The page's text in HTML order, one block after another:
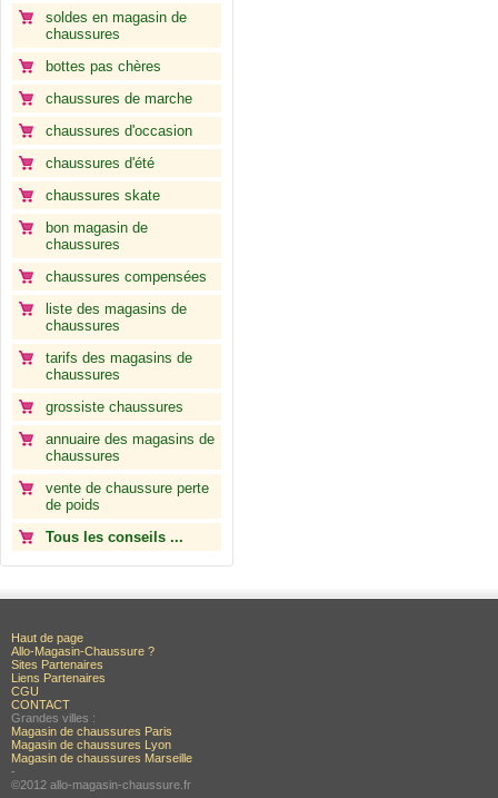
soldes en magasin de
chaussures
bottes pas chères
chaussures de marche
chaussures d'occasion
chaussures d'été
chaussures skate
bon magasin de
chaussures
chaussures compensées
liste des magasins de
chaussures
tarifs des magasins de
chaussures
grossiste chaussures
annuaire des magasins de
chaussures
vente de chaussure perte
de poids
Tous les conseils ...
Haut de page
Allo-Magasin-Chaussure ?
Sites Partenaires
Liens Partenaires
CGU
CONTACT
Grandes villes :
Magasin de chaussures Paris
Magasin de chaussures Lyon
Magasin de chaussures Marseille
-
©2012 allo-magasin-chaussure.fr